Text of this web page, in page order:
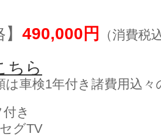
490,000円 （消費税
ちら
は車検1年付き諸費用込
き
グTV